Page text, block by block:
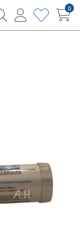
magnifying
user
heart0